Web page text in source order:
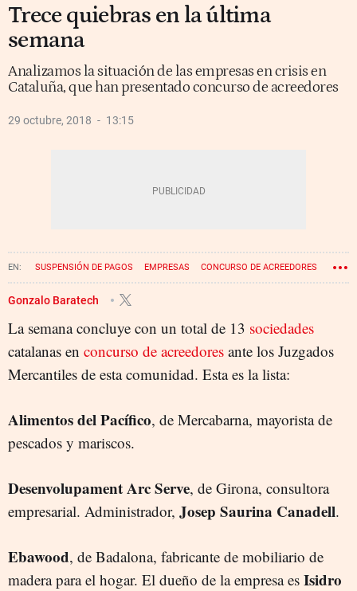
Trece quiebras en la última
semana
Analizamos la situación de las empresas en crisis en
Cataluña, que han presentado concurso de acreedores
29 octubre, 2018 13:15
SUSPENSIÓN DE PAGOS EMPRESAS CONCURSO DE ACREEDORES
QUIEBRA
Gonzalo Baratech
La semana concluye con un total de 13 sociedades
catalanas en concurso de acreedores ante los Juzgados
Mercantiles de esta comunidad. Esta es la lista:
Alimentos del Pacífico, de Mercabarna, mayorista de
pescados y mariscos.
Desenvolupament Arc Serve, de Girona, consultora
empresarial. Administrador, Josep Saurina Canadell.
Ebawood, de Badalona, fabricante de mobiliario de
madera para el hogar. El dueño de la empresa es Isidro